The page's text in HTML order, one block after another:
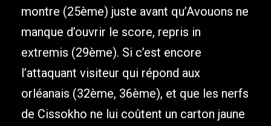
montre (25ème) juste avant qu’Avouons ne
manque d’ouvrir le score, repris in
extremis (29ème). Si c’est encore
l’attaquant visiteur qui répond aux
orléanais (32ème, 36ème), et que les nerfs
de Cissokho ne lui coûtent un carton jaune